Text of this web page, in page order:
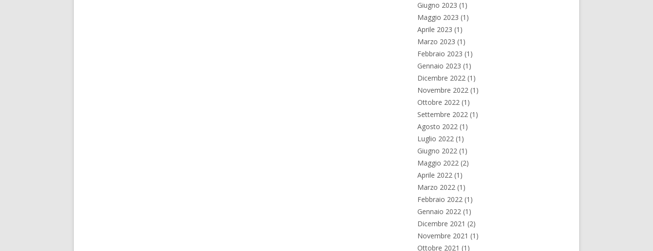
Giugno 2023 (1)
Maggio 2023 (1)
Aprile 2023 (1)
Marzo 2023 (1)
Febbraio 2023 (1)
Gennaio 2023 (1)
Dicembre 2022 (1)
Novembre 2022 (1)
Ottobre 2022 (1)
Settembre 2022 (1)
Agosto 2022 (1)
Luglio 2022 (1)
Giugno 2022 (1)
Maggio 2022 (2)
Aprile 2022 (1)
Marzo 2022 (1)
Febbraio 2022 (1)
Gennaio 2022 (1)
Dicembre 2021 (2)
Novembre 2021 (1)
Ottobre 2021 (1)